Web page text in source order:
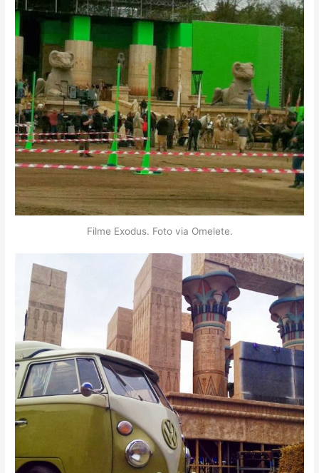
Filme Exodus. Foto via Omelete.